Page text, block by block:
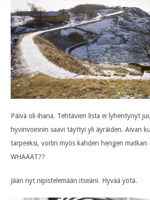
Päivä oli ihana. Tehtävien lista ei lyhentynyt
hyvinvoinnin saavi täyttyi yli äyräiden. Aivan
tarpeeksi, voitin myös kahden hengen matkan
WHAAAT??
Jään nyt nipistelemään itseäni. Hyvää yötä.